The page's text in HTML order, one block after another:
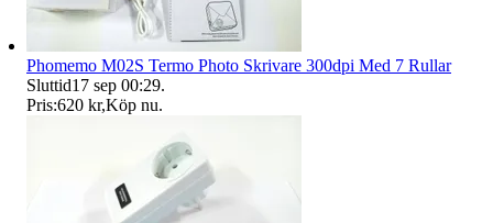
Phomemo M02S Termo Photo Skrivare 300dpi Med 7 Rullar
Sluttid17 sep 00:29.
Pris:620 kr,Köp nu.